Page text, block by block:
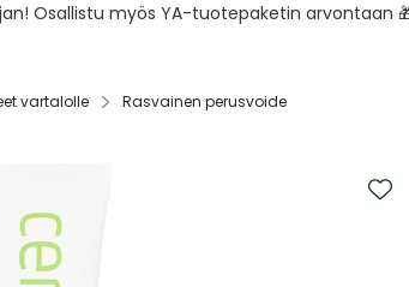
Osallistu myös YA-tuotepaketin arvontaan
vartalolle‎ Rasvainen perusvoide‎